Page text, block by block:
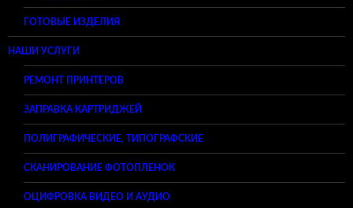
ГОТОВЫЕ ИЗДЕЛИЯ
НАШИ УСЛУГИ
РЕМОНТ ПРИНТЕРОВ
ЗАПРАВКА КАРТРИДЖЕЙ
ПОЛИГРАФИЧЕСКИЕ, ТИПОГРАФСКИЕ
СКАНИРОВАНИЕ ФОТОПЛЕНОК
ОЦИФРОВКА ВИДЕО И АУДИО